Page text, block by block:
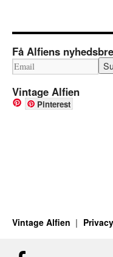
Få Alfiens
Vintage Alfien
Pinterest
Vintage Alfien